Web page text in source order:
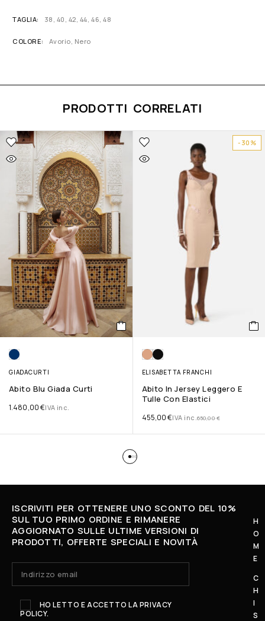
TAGLIA 38 , 40 , 42, 44,46,48
COLORE Avorio, Nero
PRODOTTI CORRELATI
GIADACURTI
Abito Blu Giada Curti
1.480,00€IVA inc.
-30%
ELISABETTA FRANCHI
Abito In Jersey Leggero E
Tulle Con Elastici
650,00€
455,00€IVA inc.
ISCRIVITI PER OTTENERE UNO SCONTO DEL 10%
SUL TUO PRIMO ORDINE E RIMANERE
AGGIORNATO SULLE ULTIME VERSIONI DI
PRODOTTI, OFFERTE SPECIALI E NOVITÀ
HO LETTO E ACCETTO LAPRIVACY
POLICY.
H
O
M
E
C
H
I
S
U
D
Ì